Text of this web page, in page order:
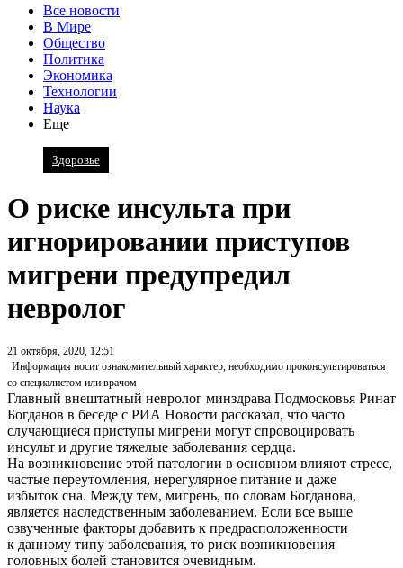
Все новости
В Мире
Общество
Политика
Экономика
Технологии
Наука
Еще
Здоровье
О риске инсульта при
игнорировании приступов
мигрени предупредил
невролог
21 октября, 2020, 12:51
Информация носит ознакомительный характер, необходимо проконсультироваться
со специалистом или врачом
Главный внештатный невролог минздрава Подмосковья Ринат
Богданов в беседе с РИА Новости рассказал, что часто
случающиеся приступы мигрени могут спровоцировать
инсульт и другие тяжелые заболевания сердца.
На возникновение этой патологии в основном влияют стресс,
частые переутомления, нерегулярное питание и даже
избыток сна. Между тем, мигрень, по словам Богданова,
является наследственным заболеванием. Если все выше
озвученные факторы добавить к предрасположенности
к данному типу заболевания, то риск возникновения
головных болей становится очевидным.